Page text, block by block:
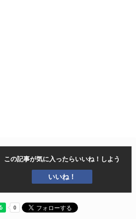
この記事が気に入ったらいいね！しよう
いいね！